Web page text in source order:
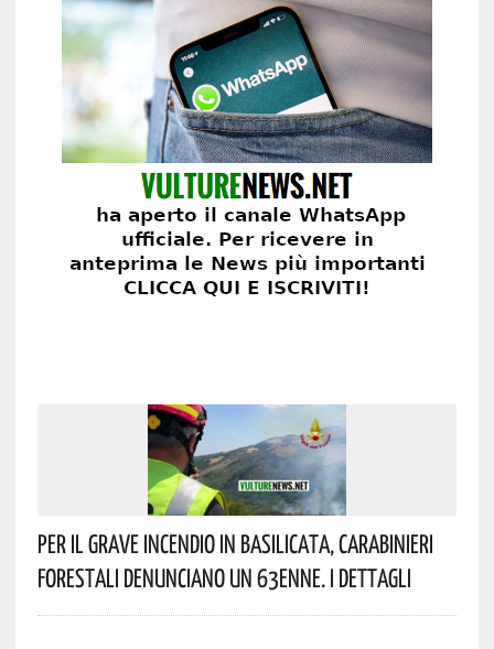
Per Il Grave Incendio In Basilicata, Carabinieri
Forestali Denunciano Un 63enne. I Dettagli